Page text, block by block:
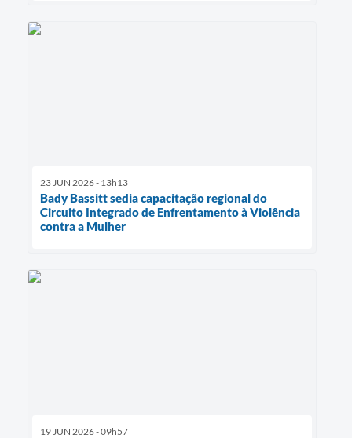
23 JUN 2026 - 13h13
Bady Bassitt sedia capacitação regional do
Circuito Integrado de Enfrentamento à Violência
contra a Mulher
19 JUN 2026 - 09h57